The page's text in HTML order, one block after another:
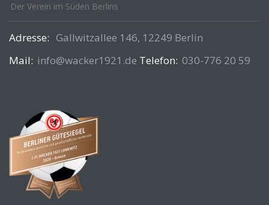
Der Verein im Süden Berlins
Adresse: Gallwitzallee 146, 12249 Berlin
Mail: info@wacker1921.de Telefon: 030-776 20 59